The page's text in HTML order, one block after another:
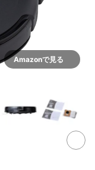
Amazonで見る